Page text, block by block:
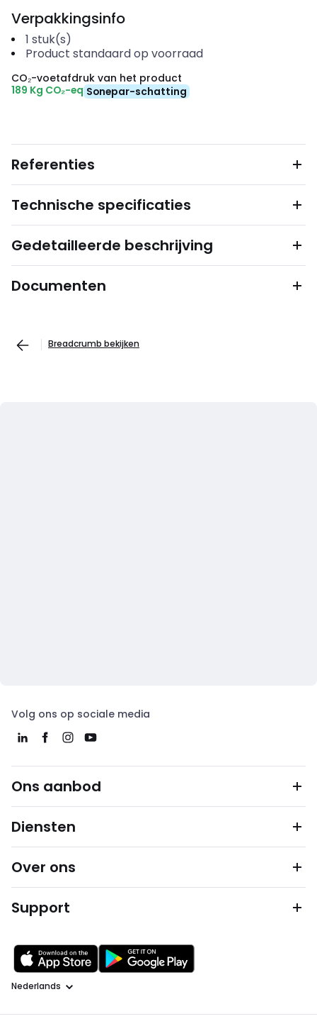
Verpakkingsinfo
1 stuk(s)
Product standaard op voorraad
CO₂-voetafdruk van het product
189 Kg CO₂-eq Sonepar-schatting
Referenties
Technische specificaties
Gedetailleerde beschrijving
Documenten
Breadcrumb bekijken
Volg ons op sociale media
Ons aanbod
Diensten
Over ons
Support
Taal